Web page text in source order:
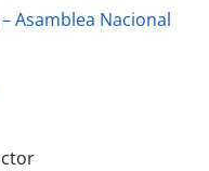
Asamblea Nacional